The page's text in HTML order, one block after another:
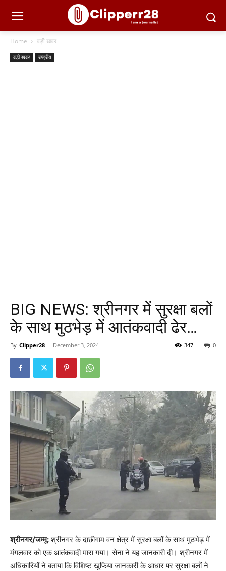
Home बड़ी खबर
बड़ी खबर राष्ट्रीय
BIG NEWS: श्रीनगर में सुरक्षा बलों
के साथ मुठभेड़ में आतंकवादी ढेर…
By Clipper28 - December 3, 2024 0
347
श्रीनगर/जम्मू:श्रीनगर के दाछीगाम वन क्षेत्र में सुरक्षा बलों के साथ मुठभेड़ में
मंगलवार को एक आतंकवादी मारा गया। सेना ने यह जानकारी दी। श्रीनगर में
अधिकारियों ने बताया कि विशिष्ट खुफिया जानकारी के आधार पर सुरक्षा बलों ने